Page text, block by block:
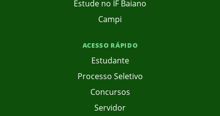
Estude no IF Baiano
Campi
ACESSO RÁPIDO
Estudante
Processo Seletivo
Concursos
Servidor